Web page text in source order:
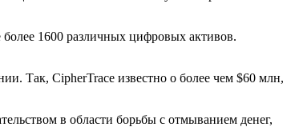
1600 различных цифровых активов.
Так, CipherTrace известно о более чем $60 млн,
в области борьбы с отмыванием денег,